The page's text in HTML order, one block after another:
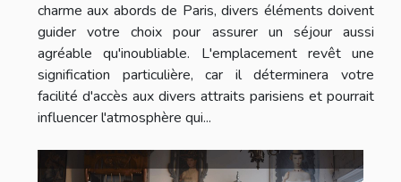
charme aux abords de Paris, divers éléments doivent
guider votre choix pour assurer un séjour aussi
agréable qu'inoubliable. L'emplacement revêt une
signification particulière, car il déterminera votre
facilité d'accès aux divers attraits parisiens et pourrait
influencer l'atmosphère qui...